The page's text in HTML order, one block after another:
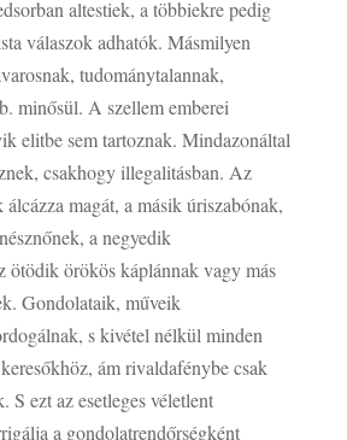
altestiek, a többiekre pedig
válaszok adhatók. Másmilyen
tudománytalannak,
minősül. A szellem emberei
elitbe sem tartoznak. Mindazonáltal
csakhogy illegalitásban. Az
magát, a másik úriszabónak,
a negyedik
ötödik örökös káplánnak vagy más
Gondolataik, műveik
s kivétel nélkül minden
ám rivaldafénybe csak
S ezt az esetleges véletlent
a gondolatrendőrségként